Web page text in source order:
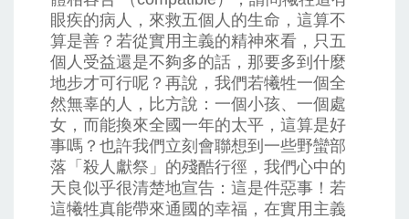
眼疾的病人，來救五個人的生命，這算不
算是善？若從實用主義的精神來看，只五
個人受益還是不夠多的話，那要多到什麼
地步才可行呢？再說，我們若犧牲一個全
然無辜的人，比方說：一個小孩、一個處
女，而能換來全國一年的太平，這算是好
事嗎？也許我們立刻會聯想到一些野蠻部
落「殺人獻祭」的殘酷行徑，我們心中的
天良似乎很清楚地宣告：這是件惡事！若
這犧牲真能帶來通國的幸福，在實用主義